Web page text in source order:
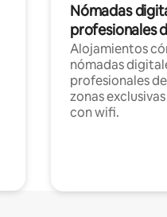
Nómadas
profesionales
Alojamientos
nómadas
profesionales
zonas
con wifi.